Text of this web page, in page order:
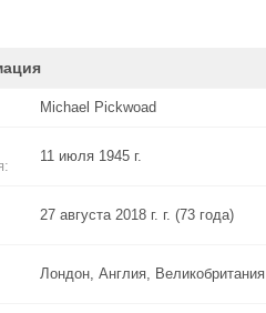
Michael Pickwoad
11 июля 1945 г.
27 августа 2018 г. г. (73 года)
Лондон, Англия, Великобритания